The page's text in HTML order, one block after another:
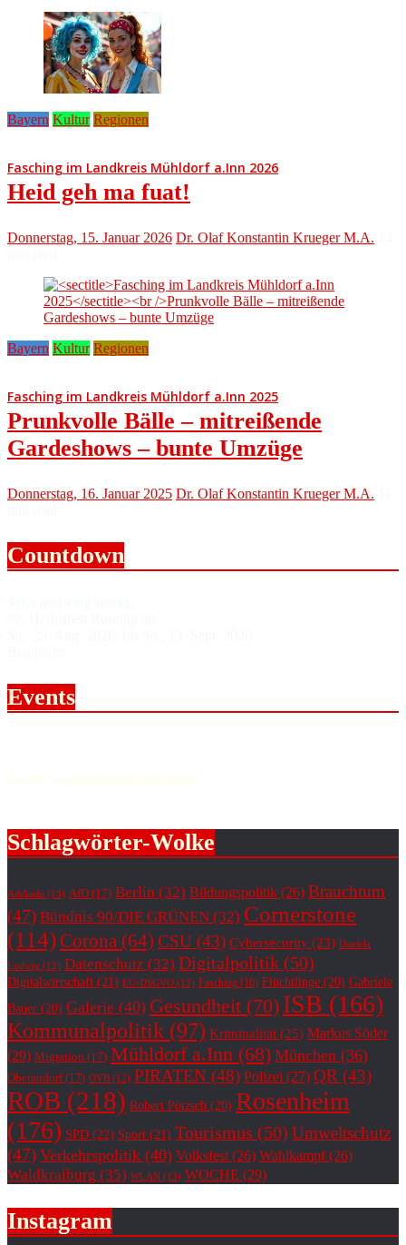
Bayern Kultur Regionen
Fasching im Landkreis Mühldorf a.Inn 2026
Heid geh ma fuat!
Donnerstag, 15. Januar 2026 Dr. Olaf Konstantin Krueger M.A.
Bayern Kultur Regionen
Fasching im Landkreis Mühldorf a.Inn 2025
Prunkvolle Bälle – mitreißende
Gardeshows – bunte Umzüge
Donnerstag, 16. Januar 2025 Dr. Olaf Konstantin Krueger M.A.
Countdown
Events
Keine Veranstaltungen gefunden.
Schlagwörter-Wolke
Adelaide (13) AfD (17) Berlin (32) Bildungspolitik (26) Brauchtum
(47) Bündnis 90/DIE GRÜNEN (32) Cornerstone
(114) Corona (64) CSU (43) Cybersecurity (23) Daniela
Ludwig (12) Datenschutz (32) Digitalpolitik (50)
Digitalwirtschaft (21) EU-DSGVO (13) Fasching (16) Flüchtlinge (20) Gabriele
Bauer (20) Galerie (40) Gesundheit (70) ISB (166)
Kommunalpolitik (97) Kriminalität (25) Markus Söder
(29) Migration (17) Mühldorf a.Inn (68) München (36)
Oberaudorf(17) OVB (12) PIRATEN (48) Polizei (27) QR (43)
ROB (218) Robert Pötzsch (20) Rosenheim
(176) SPD (22) Sport (21) Tourismus (50) Umweltschutz
(47) Verkehrspolitik (40) Volksfest (26) Wahlkampf(26)
Waldkraiburg (35) WLAN (13) WOCHE (29)
Instagram